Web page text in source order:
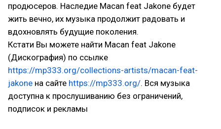
продюсеров. Наследие Macan feat Jakone будет
жить вечно, их музыка продолжит радовать и
вдохновлять будущие поколения.
Кстати Вы можете найти Macan feat Jakone
(Дискография) по ссылке
https://mp333.org/collections-artists/macan-feat-
jakone на сайте https://mp333.org/. Вся музыка
доступна к прослушиванию без ограничений,
подписок и рекламы